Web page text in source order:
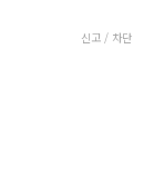
신고 / 차단